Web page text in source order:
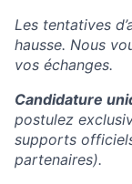
Les tentatives
hausse. Nous
vos échanges.
Candidature
postulez
supports
partenaires).